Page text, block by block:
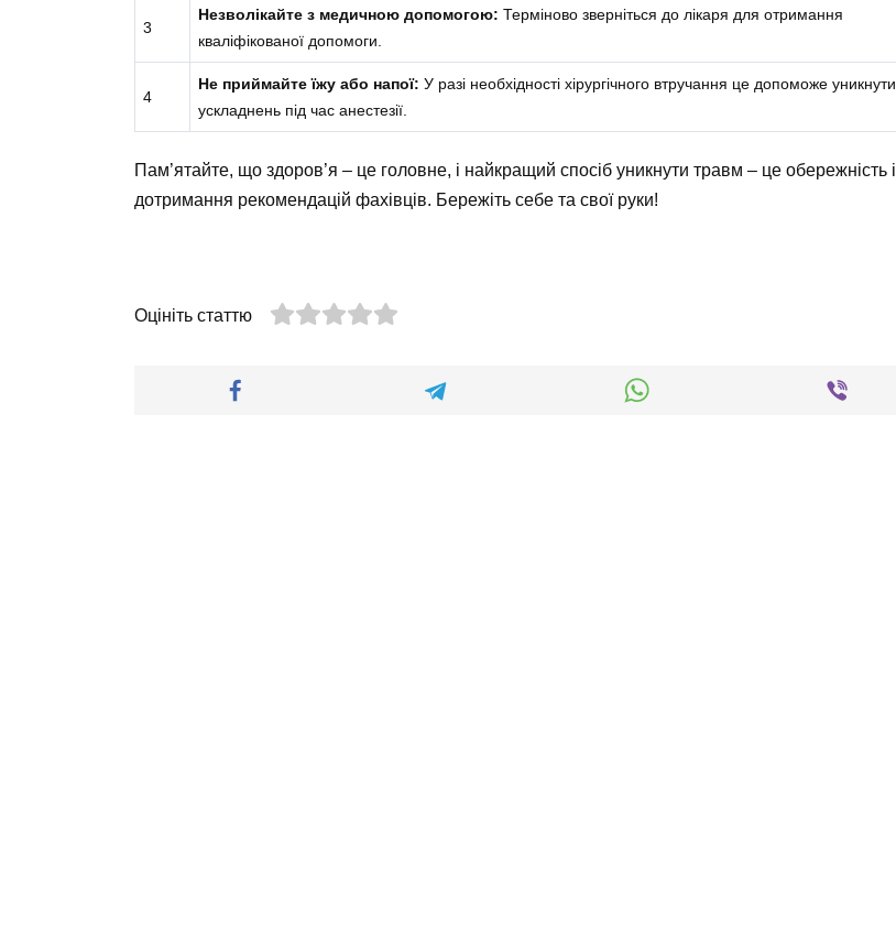
3
Незволікайте з медичною допомогою: Терміново зверніться до лікаря для отримання
кваліфікованої допомоги.
4
Не приймайте їжу або напої: У разі необхідності хірургічного втручання це допоможе уникнути
ускладнень під час анестезії.
Пам’ятайте, що здоров’я – це головне, і найкращий спосіб уникнути травм – це обережність і
дотримання рекомендацій фахівців. Бережіть себе та свої руки!
Оцініть статтю